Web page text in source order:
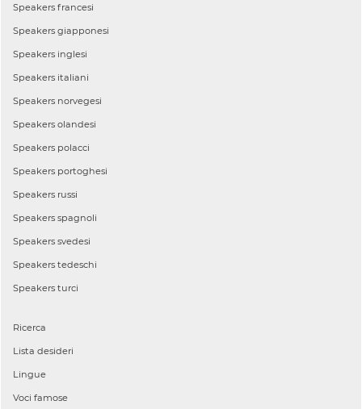
Speakers francesi
Speakers giapponesi
Speakers inglesi
Speakers italiani
Speakers norvegesi
Speakers olandesi
Speakers polacci
Speakers portoghesi
Speakers russi
Speakers spagnoli
Speakers svedesi
Speakers tedeschi
Speakers turci
Ricerca
Lista desideri
Lingue
Voci famose